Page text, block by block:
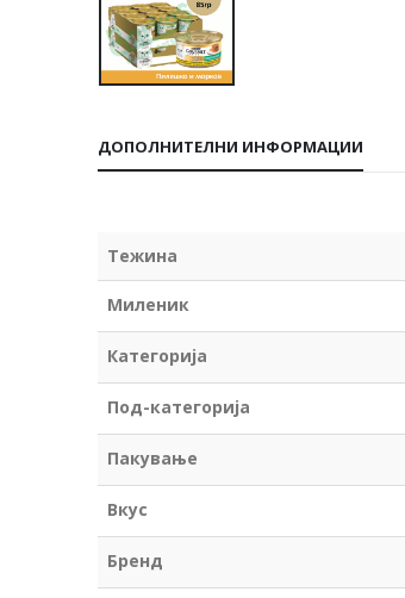
ДОПОЛНИТЕЛНИ ИНФОРМАЦИИ
Тежина
Миленик
Категорија
Под-категорија
Пакување
Вкус
Бренд